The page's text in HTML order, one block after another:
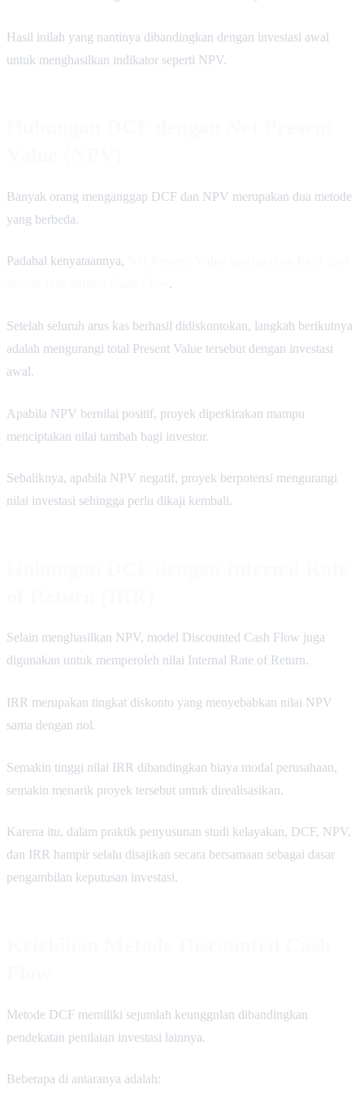
Hasil inilah yang nantinya dibandingkan dengan investasi awal
untuk menghasilkan indikator seperti NPV.
Banyak orang menganggap DCF dan NPV merupakan dua metode
yang berbeda.
Padahal kenyataannya,
.
Setelah seluruh arus kas berhasil didiskontokan, langkah berikutnya
adalah mengurangi total Present Value tersebut dengan investasi
awal.
Apabila NPV bernilai positif, proyek diperkirakan mampu
menciptakan nilai tambah bagi investor.
Sebaliknya, apabila NPV negatif, proyek berpotensi mengurangi
nilai investasi sehingga perlu dikaji kembali.
Selain menghasilkan NPV, model Discounted Cash Flow juga
digunakan untuk memperoleh nilai Internal Rate of Return.
IRR merupakan tingkat diskonto yang menyebabkan nilai NPV
sama dengan nol.
Semakin tinggi nilai IRR dibandingkan biaya modal perusahaan,
semakin menarik proyek tersebut untuk direalisasikan.
Karena itu, dalam praktik penyusunan studi kelayakan, DCF, NPV,
dan IRR hampir selalu disajikan secara bersamaan sebagai dasar
pengambilan keputusan investasi.
Metode DCF memiliki sejumlah keunggulan dibandingkan
pendekatan penilaian investasi lainnya.
Beberapa di antaranya adalah: